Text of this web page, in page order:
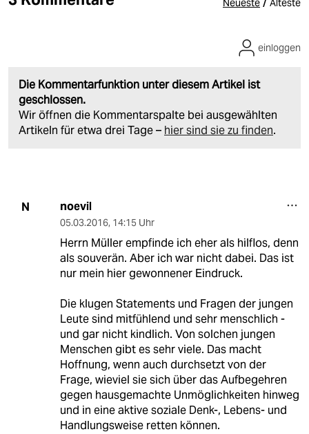
Neueste Älteste
Die Kommentarfunktion unter diesem Artikel ist
geschlossen.
Wir öffnen die Kommentarspalte bei ausgewählten
Artikeln für etwa drei Tage – hier sind sie zu finden.
einloggen
N noevil
05.03.2016, 14:15 Uhr
Herrn Müller empfinde ich eher als hilflos, denn
als souverän. Aber ich war nicht dabei. Das ist
nur mein hier gewonnener Eindruck.
Die klugen Statements und Fragen der jungen
Leute sind mitfühlend und sehr menschlich -
und gar nicht kindlich. Von solchen jungen
Menschen gibt es sehr viele. Das macht
Hoffnung, wenn auch durchsetzt von der
Frage, wieviel sie sich über das Aufbegehren
gegen hausgemachte Unmöglichkeiten hinweg
und in eine aktive soziale Denk-, Lebens- und
Handlungsweise retten können.